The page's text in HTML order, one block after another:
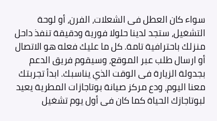
سواء كان العطل فى الشعلات، الفرن، أو لوحة
التشغيل، ستجد لدينا حلولا فورية ودقيقة تنفذ داحل
منزلك باحترافية تامة. كل ما عليك فعله هو الاتصال
أو ارسال طلب عبر الموقع، وسيقوم فريق الدعم
بجدولة الزيارة فى الوقت الذي يناسبك. ابدأ تجربتك
معنا اليوم، ودع مركز صيانة بوتاجازات المطرية يعيد
لبوتاجازك الحياة كما كان فى أول يوم تشغيل